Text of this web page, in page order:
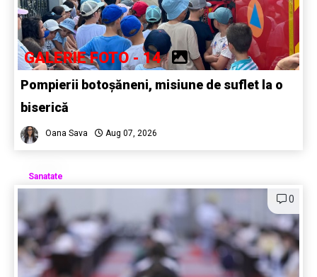
GALERIE FOTO - 14
Pompierii botoșăneni, misiune de suflet la o
biserică
Oana Sava Aug 07, 2026
Sanatate
0